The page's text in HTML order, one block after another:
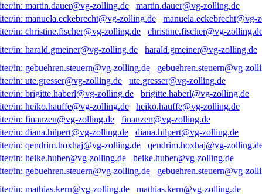
martin.dauer@vg-zolling.de
manuela.eckebrecht@vg-
christine.fischer@vg-
harald.gmeiner@vg-zolling.de
gebuehren.steuern@vg-
ute.gresser@vg-zolling.de
brigitte.haberl@vg-zolling.de
heiko.hauffe@vg-zolling.de
finanzen@vg-zolling.de
diana.hilpert@vg-zolling.de
qendrim.hoxhaj@vg-
heike.huber@vg-zolling.de
gebuehren.steuern@vg-
mathias.kern@vg-zolling.de